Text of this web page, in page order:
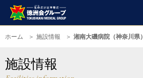
ホーム 施設情報 湘南大磯病院（神奈川県）
施設情報